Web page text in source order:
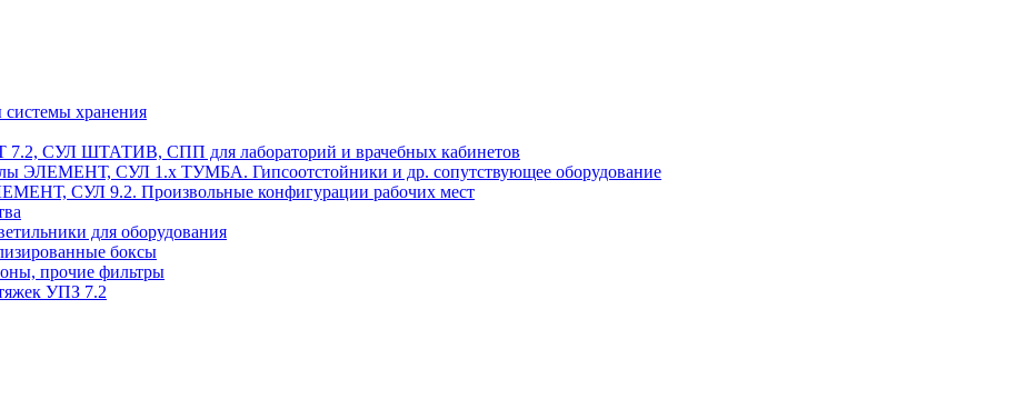
хранения
СУЛ ШТАТИВ, СПП для лабораторий и врачебных кабинетов
ЭЛЕМЕНТ, СУЛ 1.х ТУМБА. Гипсоотстойники и др. сопутствующее оборудование
СУЛ 9.2. Произвольные конфигурации рабочих мест
для оборудования
боксы
прочие фильтры
УПЗ 7.2